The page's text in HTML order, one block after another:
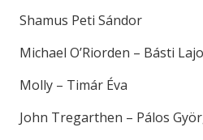
Shamus Peti Sándor
Michael O’Riorden – Básti
Molly – Timár Éva
John Tregarthen – Pálos